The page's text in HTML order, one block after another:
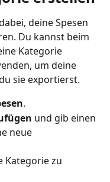
deine Spesen
Du kannst beim
Kategorie
um deine
sie exportierst.
.
und gib einen
neue
Kategorie zu